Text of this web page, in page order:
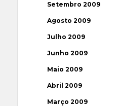
Setembro 2009
Agosto 2009
Julho 2009
Junho 2009
Maio 2009
Abril 2009
Março 2009